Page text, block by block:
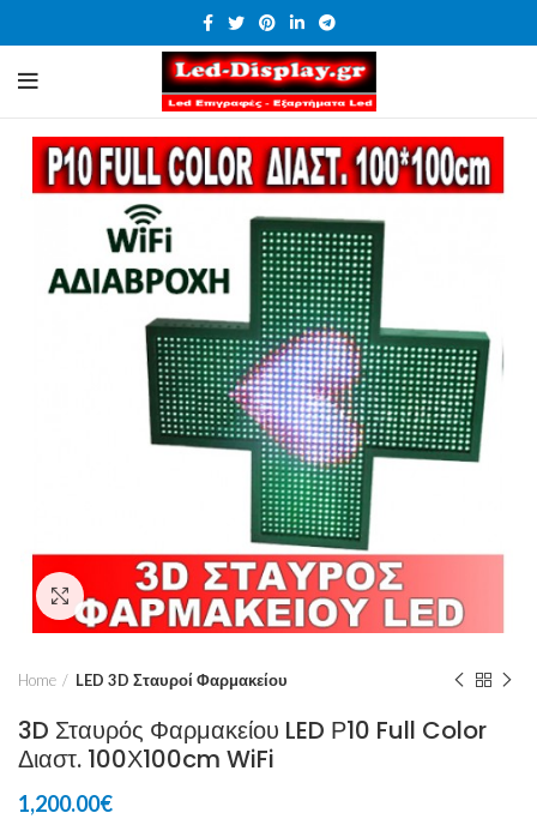
Click to enlarge
Home LED 3D Σταυροί Φαρμακείου
3D Σταυρός Φαρμακείου LED Ρ10 Full Color
Διαστ. 100Χ100cm WiFi
1,200.00€